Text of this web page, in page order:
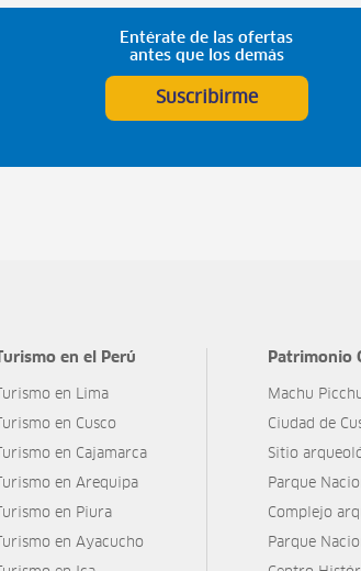
Entérate de las ofertas
antes que los demás
Suscribirme
Turismo en el Perú
Turismo en Lima
Turismo en Cusco
Turismo en Cajamarca
Turismo en Arequipa
Turismo en Piura
Turismo en Ayacucho
Patrimonio
Machu
Ciudad de
Sitio
Parque
Complejo
Parque